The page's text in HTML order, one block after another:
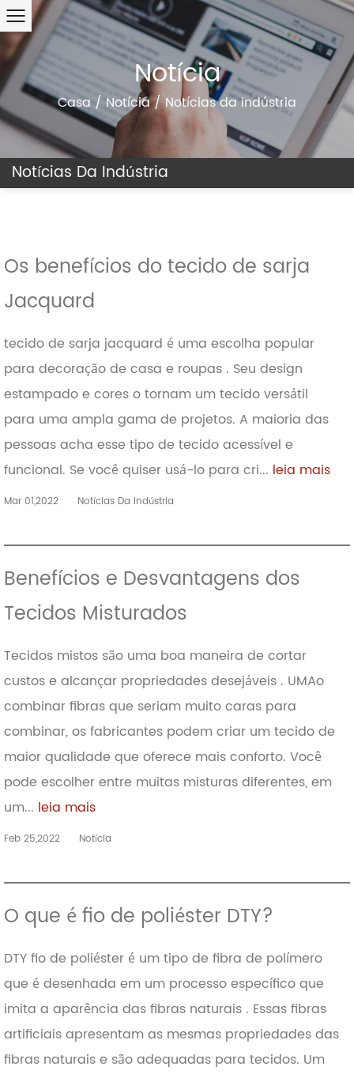
Notícia
Casa/Notícia/Notícias da indústria
Notícias Da Indústria
Os benefícios do tecido de sarja
Jacquard
tecido de sarja jacquard é uma escolha popular
para decoração de casa e roupas . Seu design
estampado e cores o tornam um tecido versátil
para uma ampla gama de projetos. A maioria das
pessoas acha esse tipo de tecido acessível e
funcional. Se você quiser usá-lo para cri... leia mais
Mar 01,2022 Notícias Da Indústria
Benefícios e Desvantagens dos
Tecidos Misturados
Tecidos mistos são uma boa maneira de cortar
custos e alcançar propriedades desejáveis . UMAo
combinar fibras que seriam muito caras para
combinar, os fabricantes podem criar um tecido de
maior qualidade que oferece mais conforto. Você
pode escolher entre muitas misturas diferentes, em
um... leia mais
Feb 25,2022 Notícia
O que é fio de poliéster DTY?
DTY fio de poliéster é um tipo de fibra de polímero
que é desenhada em um processo específico que
imita a aparência das fibras naturais . Essas fibras
artificiais apresentam as mesmas propriedades das
fibras naturais e são adequadas para tecidos. Um